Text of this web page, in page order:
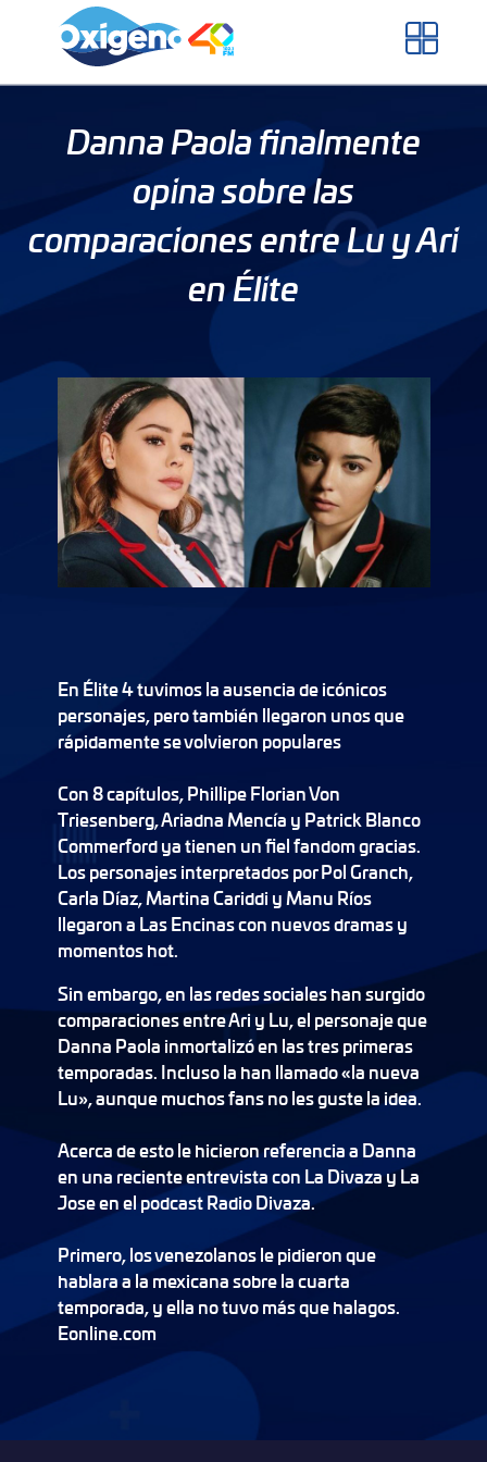
Danna Paola finalmente
opina sobre las
comparaciones entre Lu y Ari
en Élite
En Élite 4 tuvimos la ausencia de icónicos
personajes, pero también llegaron unos que
rápidamente se volvieron populares
Con 8 capítulos, Phillipe Florian Von
Triesenberg, Ariadna Mencía y Patrick Blanco
Commerford ya tienen un fiel fandom gracias.
Los personajes interpretados por Pol Granch,
Carla Díaz, Martina Cariddi y Manu Ríos
llegaron a Las Encinas con nuevos dramas y
momentos hot.
Sin embargo, en las redes sociales han surgido
comparaciones entre Ari y Lu, el personaje que
Danna Paola inmortalizó en las tres primeras
temporadas. Incluso la han llamado «la nueva
Lu», aunque muchos fans no les guste la idea.
Acerca de esto le hicieron referencia a Danna
en una reciente entrevista con La Divaza y La
Jose en el podcast Radio Divaza.
Primero, los venezolanos le pidieron que
hablara a la mexicana sobre la cuarta
temporada, y ella no tuvo más que halagos.
Eonline.com